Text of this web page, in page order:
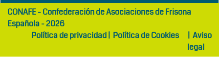
girls
abaya
maltepe
otelCONAFE - Confederación de Asociaciones de Frisona
Española - 2026
Política de privacidad| Política de Cookies | Aviso
legal